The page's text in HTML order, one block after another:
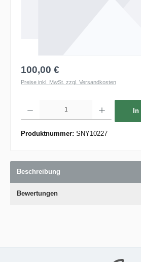
100,00 €
Preise inkl. MwSt. zzgl. Versandkosten
Produktnummer: SNY10227
Beschreibung
Bewertungen